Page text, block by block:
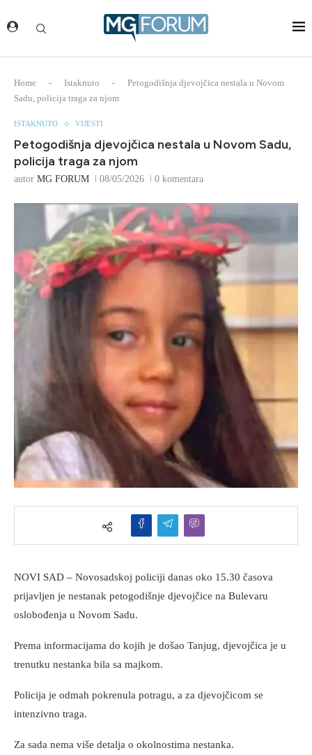
Home - Istaknuto -
Petogodišnja djevojčica nestala u Novom
Sadu, policija traga za njom
ISTAKNUTO VIJESTI
Petogodišnja djevojčica nestala u Novom Sadu,
policija traga za njom
autor MG FORUM 08/05/2026 0 komentara
NOVI SAD – Novosadskoj policiji danas oko 15.30 časova
prijavljen je nestanak petogodišnje djevojčice na Bulevaru
oslobođenja u Novom Sadu.
Prema informacijama do kojih je došao Tanjug, djevojčica je u
trenutku nestanka bila sa majkom.
Policija je odmah pokrenula potragu, a za djevojčicom se
intenzivno traga.
Za sada nema više detalja o okolnostima nestanka.